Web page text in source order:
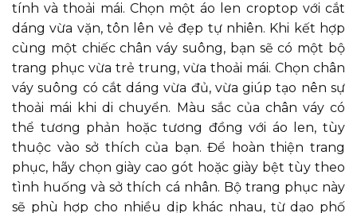
tính và thoải mái. Chọn một áo len croptop với cắt
dáng vừa vặn, tôn lên vẻ đẹp tự nhiên. Khi kết hợp
cùng một chiếc chân váy suông, bạn sẽ có một bộ
trang phục vừa trẻ trung, vừa thoải mái. Chọn chân
váy suông có cắt dáng vừa đủ, vừa giúp tạo nên sự
thoải mái khi di chuyển. Màu sắc của chân váy có
thể tương phản hoặc tương đồng với áo len, tùy
thuộc vào sở thích của bạn. Để hoàn thiện trang
phục, hãy chọn giày cao gót hoặc giày bệt tùy theo
tình huống và sở thích cá nhân. Bộ trang phục này
sẽ phù hợp cho nhiều dịp khác nhau, từ dạo phố